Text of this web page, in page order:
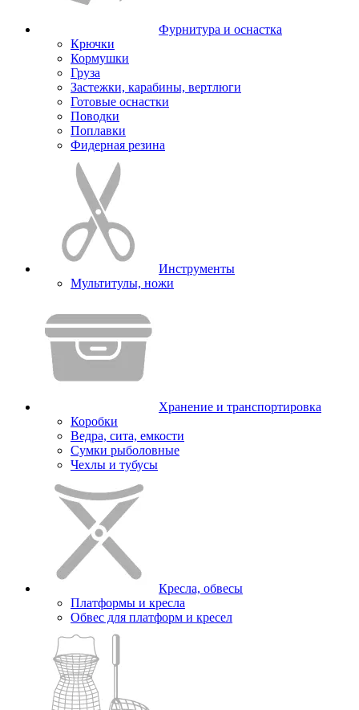
Фурнитура и оснастка
Крючки
Кормушки
Груза
Застежки, карабины, вертлюги
Готовые оснастки
Поводки
Поплавки
Фидерная резина
Инструменты
Мультитулы, ножи
Хранение и транспортировка
Коробки
Ведра, сита, емкости
Сумки рыболовные
Чехлы и тубусы
Кресла, обвесы
Платформы и кресла
Обвес для платформ и кресел